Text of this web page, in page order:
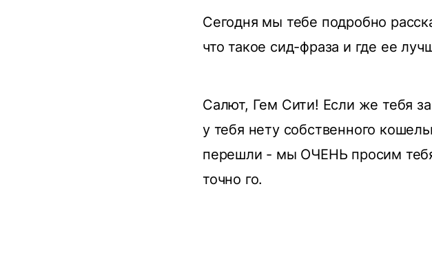
Сегодня мы тебе подробно
что такое сид-фраза и где ее
Салют, Гем Сити! Если же тебя
у тебя нету собственного
перешли - мы ОЧЕНЬ просим
точно го.